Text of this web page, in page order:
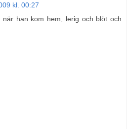
kl. 00:27
när han kom hem, lerig och blöt och